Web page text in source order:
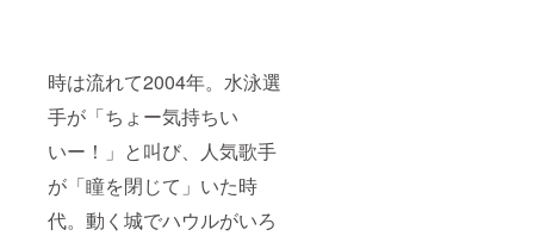
時は流れて2004年。水泳選
手が「ちょー気持ちい
いー！」と叫び、人気歌手
が「瞳を閉じて」いた時
代。動く城でハウルがいろ